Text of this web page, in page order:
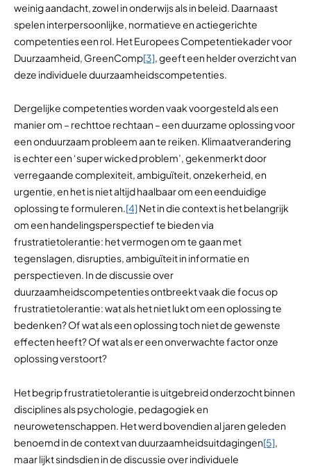
weinig aandacht, zowel in onderwijs als in beleid. Daarnaast
spelen interpersoonlijke, normatieve en actiegerichte
competenties een rol. Het Europees Competentiekader voor
Duurzaamheid, GreenComp[3] , geeft een helder overzicht van
deze individuele duurzaamheidscompetenties.
Dergelijke competenties worden vaak voorgesteld als een
manier om – rechttoe rechtaan – een duurzame oplossing voor
een onduurzaam probleem aan te reiken. Klimaatverandering
is echter een ‘super wicked problem’, gekenmerkt door
verregaande complexiteit, ambiguïteit, onzekerheid, en
urgentie, en het is niet altijd haalbaar om een eenduidige
oplossing te formuleren.[4]Net in die context is het belangrijk
om een handelingsperspectief te bieden via
frustratietolerantie: het vermogen om te gaan met
tegenslagen, disrupties, ambiguïteit in informatie en
perspectieven. In de discussie over
duurzaamheidscompetenties ontbreekt vaak die focus op
frustratietolerantie: wat als het niet lukt om een oplossing te
bedenken? Of wat als een oplossing toch niet de gewenste
effecten heeft? Of wat als er een onverwachte factor onze
oplossing verstoort?
Het begrip frustratietolerantie is uitgebreid onderzocht binnen
disciplines als psychologie, pedagogiek en
neurowetenschappen. Het werd bovendien al jaren geleden
benoemd in de context van duurzaamheidsuitdagingen[5]
maar lijkt sindsdien in de discussie over individuele